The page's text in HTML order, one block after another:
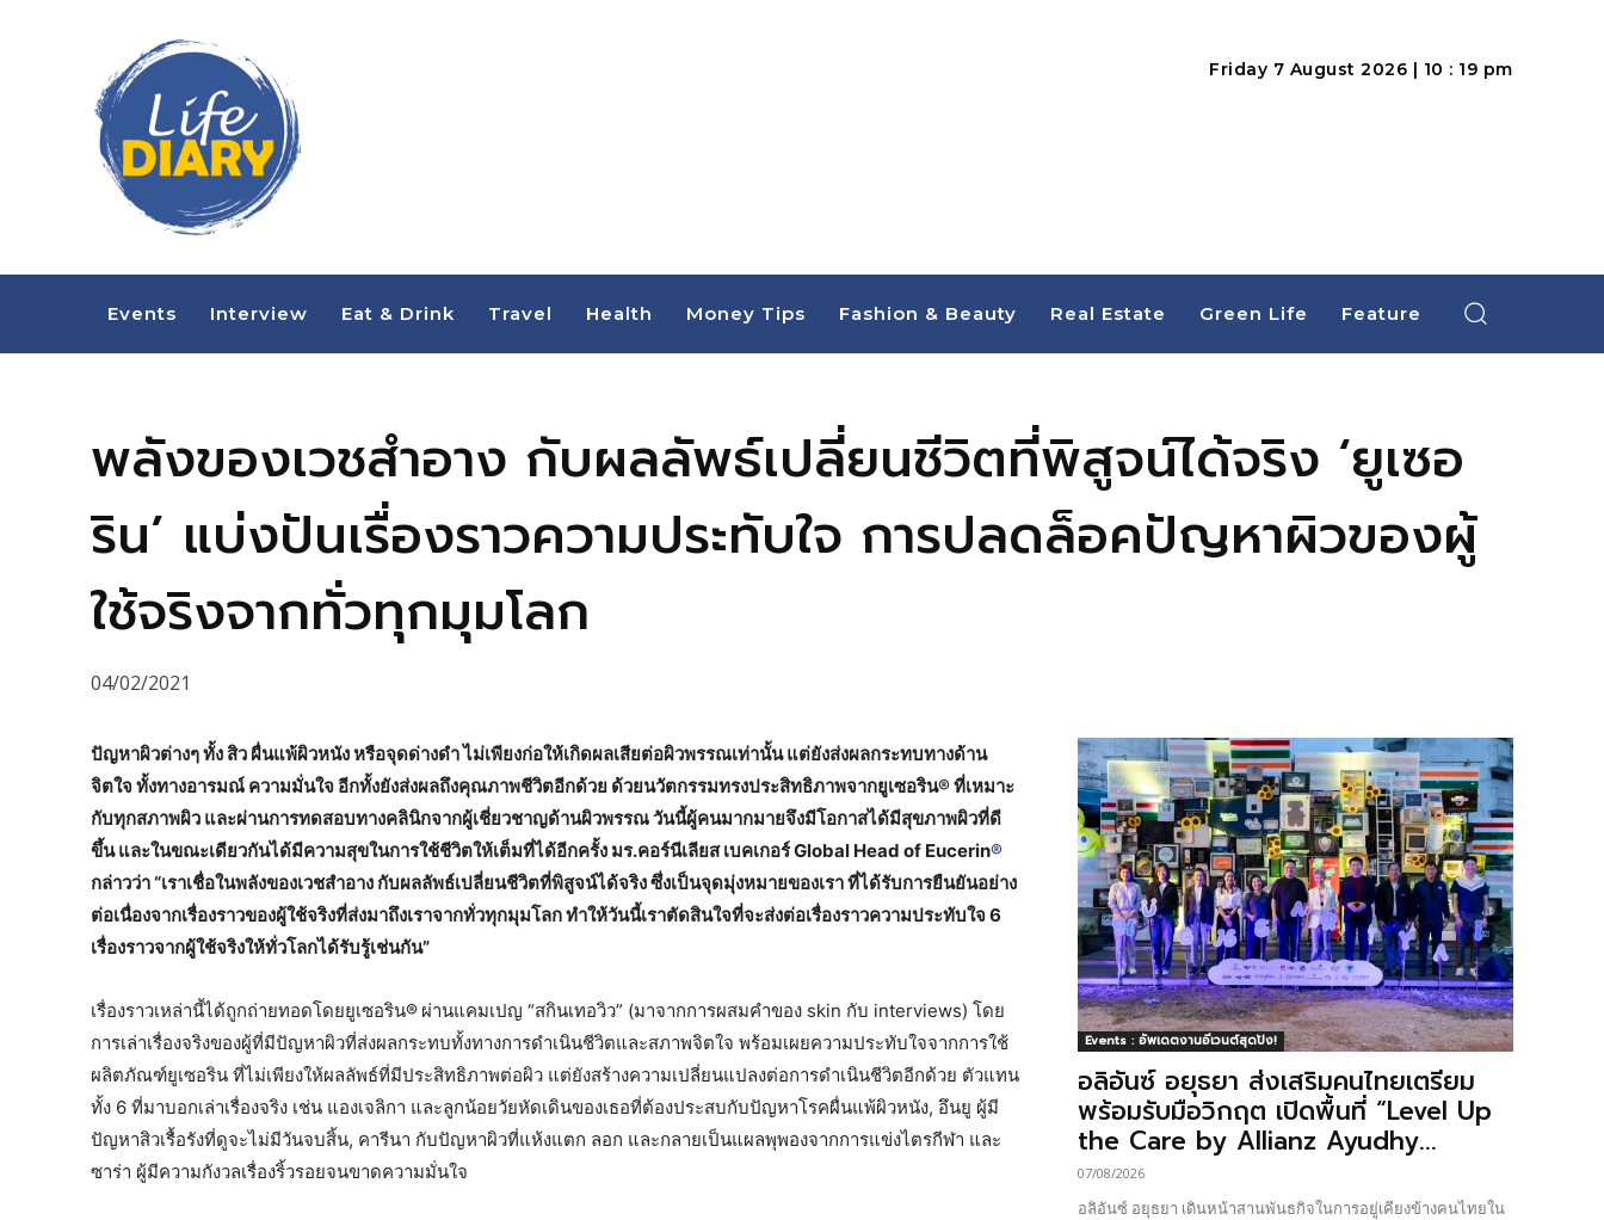
Friday 7 August 2026 | 10 : 19 pm
Events Interview Eat & Drink Travel Health Money Tips Fashion & Beauty Real Estate Green Life Feature
พลังของเวชสำอาง กับผลลัพธ์เปลี่ยนชีวิตที่พิสูจน์ได้จริง ‘ยูเซอ
ริน’ แบ่งปันเรื่องราวความประทับใจ การปลดล็อคปัญหาผิวของผู้
ใช้จริงจากทั่วทุกมุมโลก
04/02/2021
ปัญหาผิวต่างๆ ทั้ง สิว ผื่นแพ้ผิวหนัง หรือจุดด่างดำ ไม่เพียงก่อให้เกิดผลเสียต่อผิวพรรณเท่านั้น แต่ยังส่งผลกระทบทางด้าน
จิตใจ ทั้งทางอารมณ์ ความมั่นใจ อีกทั้งยังส่งผลถึงคุณภาพชีวิตอีกด้วย ด้วยนวัตกรรมทรงประสิทธิภาพจากยูเซอริน® ที่เหมาะ
กับทุกสภาพผิว และผ่านการทดสอบทางคลินิกจากผู้เชี่ยวชาญด้านผิวพรรณ วันนี้ผู้คนมากมายจึงมีโอกาสได้มีสุขภาพผิวที่ดี
ขึ้น และในขณะเดียวกันได้มีความสุขในการใช้ชีวิตให้เต็มที่ได้อีกครั้ง มร.คอร์นีเลียส เบคเกอร์ Global Head of Eucerin®
กล่าวว่า “เราเชื่อในพลังของเวชสำอาง กับผลลัพธ์เปลี่ยนชีวิตที่พิสูจน์ได้จริง ซึ่งเป็นจุดมุ่งหมายของเรา ที่ได้รับการยืนยันอย่าง
ต่อเนื่องจากเรื่องราวของผู้ใช้จริงที่ส่งมาถึงเราจากทั่วทุกมุมโลก ทำให้วันนี้เราตัดสินใจที่จะส่งต่อเรื่องราวความประทับใจ 6
เรื่องราวจากผู้ใช้จริงให้ทั่วโลกได้รับรู้เช่นกัน”
เรื่องราวเหล่านี้ได้ถูกถ่ายทอดโดยยูเซอริน® ผ่านแคมเปญ “สกินเทอวิว” (มาจากการผสมคำของ skin กับ interviews) โดย
การเล่าเรื่องจริงของผู้ที่มีปัญหาผิวที่ส่งผลกระทบทั้งทางการดำเนินชีวิตและสภาพจิตใจ พร้อมเผยความประทับใจจากการใช้
ผลิตภัณฑ์ยูเซอริน ที่ไม่เพียงให้ผลลัพธ์ที่มีประสิทธิภาพต่อผิว แต่ยังสร้างความเปลี่ยนแปลงต่อการดำเนินชีวิตอีกด้วย ตัวแทน
ทั้ง 6 ที่มาบอกเล่าเรื่องจริง เช่น แองเจลิกา และลูกน้อยวัยหัดเดินของเธอที่ต้องประสบกับปัญหาโรคผื่นแพ้ผิวหนัง, อึนยู ผู้มี
ปัญหาสิวเรื้อรังที่ดูจะไม่มีวันจบสิ้น, คารีนา กับปัญหาผิวที่แห้งแตก ลอก และกลายเป็นแผลพุพองจากการแข่งไตรกีฬา และ
ซาร่า ผู้มีความกังวลเรื่องริ้วรอยจนขาดความมั่นใจ
Events : อัพเดตงานอีเวนต์สุดปัง!
อลิอันซ์ อยุธยา ส่งเสริมคนไทยเตรียม
พร้อมรับมือวิกฤต เปิดพื้นที่ “Level Up
the Care by Allianz Ayudhy...
07/08/2026
อลิอันซ์ อยุธยา เดินหน้าสานพันธกิจในการอยู่เคียงข้างคนไทยใน